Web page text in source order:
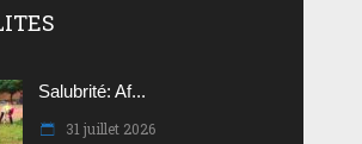
Salubrité: Af...
31 juillet 2026